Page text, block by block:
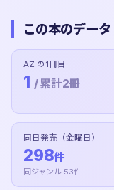
この本のデータ
AZ の1冊目
1 / 累計2冊
同日発売（金曜日）
298件
同ジャンル 53件